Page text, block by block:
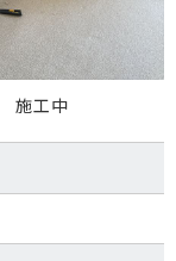
施工中